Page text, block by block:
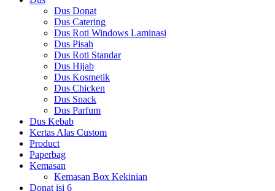
Dus Donat
Dus Catering
Dus Roti Windows Laminasi
Dus Pisah
Dus Roti Standar
Dus Hijab
Dus Kosmetik
Dus Chicken
Dus Snack
Dus Parfum
Dus Kebab
Kertas Alas Custom
Product
Paperbag
Kemasan
Kemasan Box Kekinian
Donat isi 6